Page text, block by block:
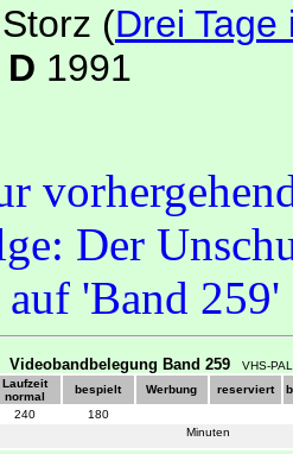
(Drei Tage
D 1991
Videobandbelegung Band 259
VHS-
Laufzeit
normal
bespielt Werbung reserviert
240
180
Minuten